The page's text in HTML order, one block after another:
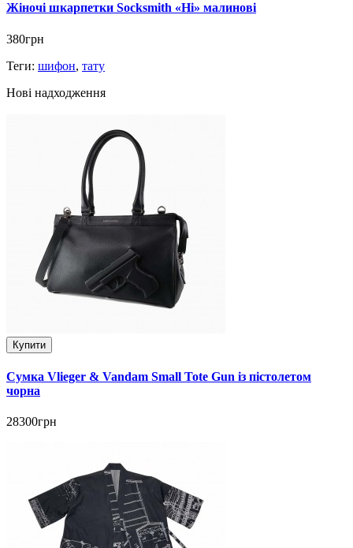
Жіночі шкарпетки Socksmith «Ні» малинові
380грн
Теги: шифон, тату
Нові надходження
Купити
Сумка Vlieger & Vandam Small Tote Gun із пістолетом
чорна
28300грн